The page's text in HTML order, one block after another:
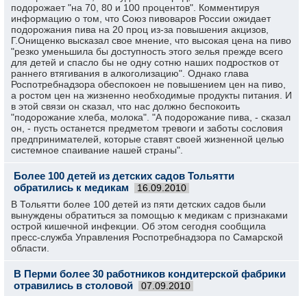
подорожает "на 70, 80 и 100 процентов". Комментируя
информацию о том, что Союз пивоваров России ожидает
подорожания пива на 20 проц из-за повышения акцизов,
Г.Онищенко высказал свое мнение, что высокая цена на пиво
"резко уменьшила бы доступность этого зелья прежде всего
для детей и спасло бы не одну сотню наших подростков от
раннего втягивания в алкоголизацию". Однако глава
Роспотребнадзора обеспокоен не повышением цен на пиво,
а ростом цен на жизненно необходимые продукты питания. И
в этой связи он сказал, что нас должно беспокоить
"подорожание хлеба, молока". "А подорожание пива, - сказал
он, - пусть останется предметом тревоги и заботы сословия
предпринимателей, которые ставят своей жизненной целью
системное спаивание нашей страны".
Более 100 детей из детских садов Тольятти
обратились к медикам
16.09.2010
В Тольятти более 100 детей из пяти детских садов были
вынуждены обратиться за помощью к медикам с признаками
острой кишечной инфекции. Об этом сегодня сообщила
пресс-служба Управления Роспотребнадзора по Самарской
области.
В Перми более 30 работников кондитерской фабрики
отравились в столовой
07.09.2010